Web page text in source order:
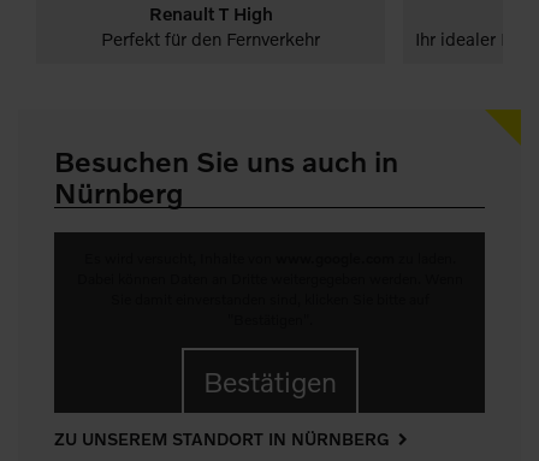
Renault Startseite
Renault T High
Perfekt für den Fernverkehr
Ihr idealer
Besuchen Sie uns auch in
Nürnberg
Bestätigen
ZU UNSEREM STANDORT IN NÜRNBERG